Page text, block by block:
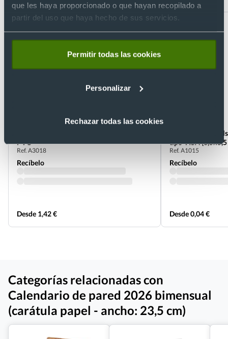
que les haya proporcionado o que hayan recopilado a
partir del uso que haya hecho de sus servicios.
Permitir todas las cookies
Personalizar
Rechazar todas las cookies
Recomendado
PVC
Ref. A3018
Recíbelo
Desde 1,42 €
Calendario de
tipo VISA
Ref. A1015
Recíbelo
Desde 0,04 €
Categorías relacionadas con
Calendario de pared 2026 bimensual
(carátula papel - ancho: 23,5 cm)